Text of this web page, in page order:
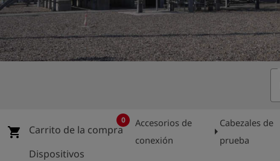
shield Registro
shopping_cart Carrito de la compra
0
Dispositivos
Accesorios de
conexión
arrow_right
Cabezales de
prueba